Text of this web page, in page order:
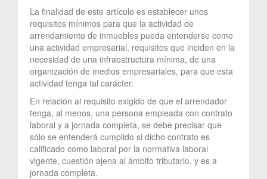
La finalidad de este artículo es establecer unos
requisitos mínimos para que la actividad de
arrendamiento de inmuebles pueda entenderse como
una actividad empresarial, requisitos que inciden en la
necesidad de una infraestructura mínima, de una
organización de medios empresariales, para que esta
actividad tenga tal carácter.
En relación al requisito exigido de que el arrendador
tenga, al menos, una persona empleada con contrato
laboral y a jornada completa, se debe precisar que
sólo se entenderá cumplido si dicho contrato es
calificado como laboral por la normativa laboral
vigente, cuestión ajena al ámbito tributario, y es a
jornada completa.